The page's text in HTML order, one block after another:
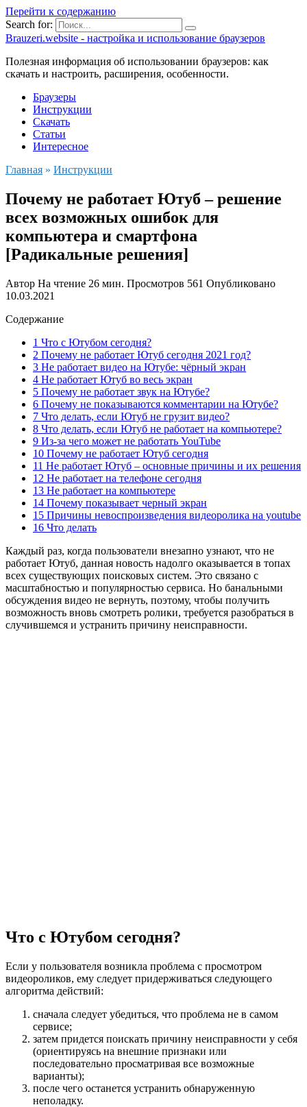
Перейти к содержанию
Search for:
Brauzeri.website - настройка и использование браузеров
Полезная информация об использовании браузеров: как
скачать и настроить, расширения, особенности.
Браузеры
Инструкции
Скачать
Статьи
Интересное
Главная » Инструкции
Почему не работает Ютуб – решение
всех возможных ошибок для
компьютера и смартфона
[Радикальные решения]
Автор На чтение 26 мин. Просмотров 561 Опубликовано
10.03.2021
Содержание
1 Что с Ютубом сегодня?
2 Почему не работает Ютуб сегодня 2021 год?
3 Не работает видео на Ютубе: чёрный экран
4 Не работает Ютуб во весь экран
5 Почему не работает звук на Ютубе?
6 Почему не показываются комментарии на Ютубе?
7 Что делать, если Ютуб не грузит видео?
8 Что делать, если Ютуб не работает на компьютере?
9 Из-за чего может не работать YouTube
10 Почему не работает Ютуб сегодня
11 Не работает Ютуб – основные причины и их решения
12 Не работает на телефоне сегодня
13 Не работает на компьютере
14 Почему показывает черный экран
15 Причины невоспроизведения видеоролика на youtube
16 Что делать
Каждый раз, когда пользователи внезапно узнают, что не
работает Ютуб, данная новость надолго оказывается в топах
всех существующих поисковых систем. Это связано с
масштабностью и популярностью сервиса. Но банальными
обсуждения видео не вернуть, поэтому, чтобы получить
возможность вновь смотреть ролики, требуется разобраться в
случившемся и устранить причину неисправности.
Что с Ютубом сегодня?
Если у пользователя возникла проблема с просмотром
видеороликов, ему следует придерживаться следующего
алгоритма действий:
сначала следует убедиться, что проблема не в самом
сервисе;
затем придется поискать причину неисправности у себя
(ориентируясь на внешние признаки или
последовательно просматривая все возможные
варианты);
после чего останется устранить обнаруженную
неполадку.